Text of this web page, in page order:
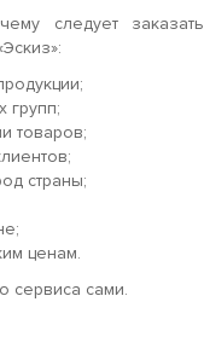
следует заказать
групп;
товаров;
страны;
ценам.
сервиса сами.